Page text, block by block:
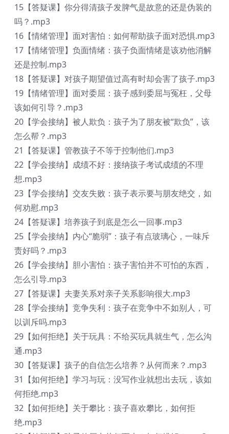
15【答疑课】你分得清孩子发脾气是故意的还是伪装的
吗？.mp3
16【情绪管理】面对害怕：如何帮助孩子面对恐惧.mp3
17【情绪管理】负面情绪：孩子负面情绪是该劝他消解
还是控制.mp3
18【答疑课】对孩子期望值过高有时却会害了孩子.mp3
19【情绪管理】面对委屈：孩子感到委屈与冤枉，父母
该如何引导？.mp3
20【学会接纳】被人欺负：孩子为了朋友被“欺负”，该
怎么帮？.mp3
21【答疑课】管教孩子不等于控制他们.mp3
22【学会接纳】成绩不好：接纳孩子考试成绩的不理
想.mp3
23【学会接纳】交友失败：孩子表示要与朋友绝交，如
何劝慰.mp3
24【答疑课】培养孩子到底是怎么一回事.mp3
25【学会接纳】内心“脆弱”：孩子有点玻璃心，一味斥
责好吗？.mp3
26【学会接纳】胆小害怕：孩子害怕并不可怕的东西，
怎么引导.mp3
27【答疑课】夫妻关系对亲子关系影响很大.mp3
28【学会接纳】竞争失利：孩子在竞争中不如别人，可
以训斥吗.mp3
29【如何拒绝】关于玩具：不给买玩具就生气，怎么沟
通.mp3
30【答疑课】孩子的自信怎么培养？从何而来？.mp3
31【如何拒绝】学习与玩：没写作业就想出去玩，该如
何拒绝.mp3
32【如何拒绝】关于攀比：孩子喜欢攀比，如何拒
绝.mp3